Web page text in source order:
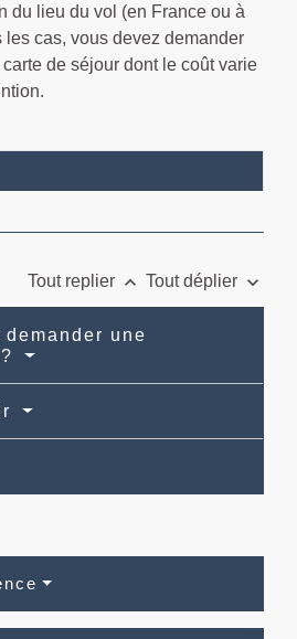
du lieu du vol (en France ou à
les cas, vous devez demander
de séjour dont le coût varie
Tout replier keyboard_arrow_up Tout déplier keyboard_arrow_down
une